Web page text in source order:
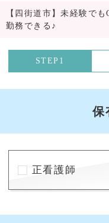
【四街道市】未経験で
勤務できる♪
STEP1
保
正看護師